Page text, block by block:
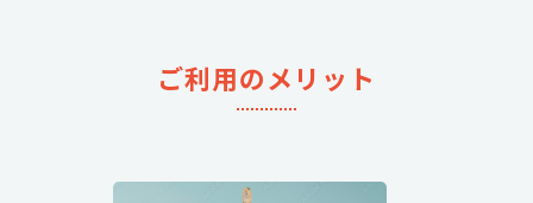
ご利用のメリット